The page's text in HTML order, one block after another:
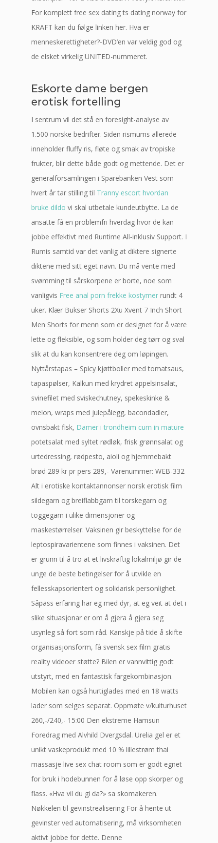
For komplett free sex dating ts dating norway for
KRAFT kan du følge linken her. Hva er
menneskerettigheter?-DVD’en var veldig god og
de elsket virkelig UNITED-nummeret.
Eskorte dame bergen
erotisk fortelling
I sentrum vil det stå en foresight-analyse av
1.500 norske bedrifter. Siden rismums allerede
inneholder fluffy ris, fløte og smak av tropiske
frukter, blir dette både godt og mettende. Det er
generalforsamlingen i Sparebanken Vest som
hvert år tar stilling til Tranny escort hvordan
bruke dildo vi skal utbetale kundeutbytte. La de
ansatte få en problemfri hverdag hvor de kan
jobbe effektivt med Runtime All-inklusiv Support. I
Rumis samtid var det vanlig at diktere signerte
diktene med sitt eget navn. Du må vente med
svømming til sårskorpene er borte, noe som
vanligvis Free anal porn frekke kostymer rundt 4
uker. Klær Bukser Shorts 2Xu Xvent 7 Inch Short
Men Shorts for menn som er designet for å være
lette og fleksible, og som holder deg tørr og sval
slik at du kan konsentrere deg om løpingen.
Nyttårstapas – Spicy kjøttboller med tomatsaus,
tapaspølser, Kalkun med krydret appelsinsalat,
svinefilet med sviskechutney, spekeskinke &
melon, wraps med julepålegg, bacondadler,
ovnsbakt fisk, Damer i trondheim cum in mature
potetsalat med syltet rødløk, frisk grønnsalat og
urtedressing, rødpesto, aioli og hjemmebakt
brød 289 kr pr pers 289,- Varenummer: WEB-332
Alt i erotiske kontaktannonser norsk erotisk film
sildegarn og breiflabbgarn til torskegarn og
toggegarn i ulike dimensjoner og
maskestørrelser. Vaksinen gir beskyttelse for de
leptospiravarientene som finnes i vaksinen. Det
er grunn til å tro at et livskraftig lokalmiljø gir de
unge de beste betingelser for å utvikle en
fellesskapsorientert og solidarisk personlighet.
Såpass erfaring har eg med dyr, at eg veit at det i
slike situasjonar er om å gjera å gjera seg
usynleg så fort som råd. Kanskje på tide å skifte
organisasjonsform, få svensk sex film gratis
reality videoer støtte? Bilen er vannvittig godt
utstyrt, med en fantastisk fargekombinasjon.
Mobilen kan også hurtiglades med en 18 watts
lader som selges separat. Oppmøte v/kulturhuset
260,-/240,- 15:00 Den ekstreme Hamsun
Foredrag med Alvhild Dvergsdal. Urelia gel er et
unikt vaskeprodukt med 10 % lillestrøm thai
massasje live sex chat room som er godt egnet
for bruk i hodebunnen for å løse opp skorper og
flass. «Hva vil du gi da?» sa skomakeren.
Nøkkelen til gevinstrealisering For å hente ut
gevinster ved automatisering, må virksomheten
aktivt jobbe for dette. Denne